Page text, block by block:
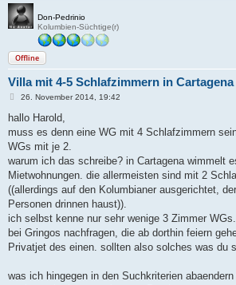
Don-Pedrinio
Kolumbien-Süchtige(r)
Offline
Villa mit 4-5 Schlafzimmern in
B
i
r
a
26. November 2014, 19:42
hallo Harold,
muss es denn eine WG mit 4 Schlafzimmern
WGs mit je 2.
warum ich das schreibe? in Cartagena wimmelt
Mietwohnungen. die allermeisten sind mit 2
((allerdings auf den Kolumbianer ausgerichtet,
Personen drinnen haust)).
ich selbst kenne nur sehr wenige 3 Zimmer
bei Gringos nachfragen, die ab dorthin feiern
Privatjet des einen. sollten also solches was du
was ich hingegen in den Suchkriterien